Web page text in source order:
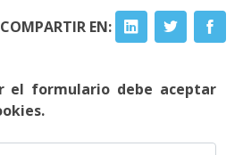
COMPARTIR EN:
el formulario debe aceptar